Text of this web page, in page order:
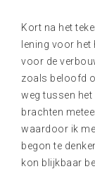
Kort na het
lening voor
voor de
zoals beloofd
weg tussen het
brachten
waardoor ik
begon te
kon blijkbaar